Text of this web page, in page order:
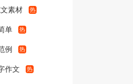
素材
单
例
作文